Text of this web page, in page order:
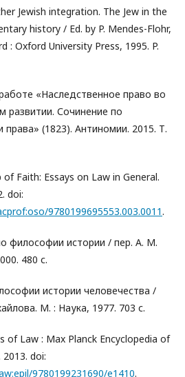
Jewish integration. The Jew in the
history / Ed. by P. Mendes-Flohr,
: Oxford University Press, 1995. P.
«Наследственное право во
развитии. Сочинение по
права» (1823). Антиномии. 2015. Т.
of Faith: Essays on Law in General.
doi:
9780199695553.003.0011.
философии истории / пер. А. М.
480 с.
истории человечества /
М. : Наука, 1977. 703 с.
of Law : Max Planck Encyclopedia of
doi:
9780199231690/e1410.